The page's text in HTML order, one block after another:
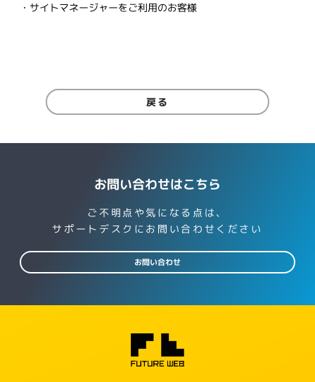
・サイトマネージャーをご利用のお客様
戻る
お問い合わせはこちら
ご不明点や気になる点は、
サポートデスクにお問い合わせください
お問い合わせ